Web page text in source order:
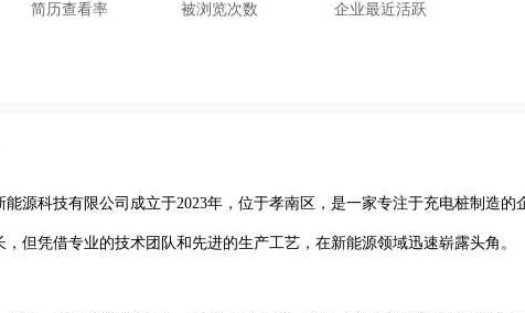
简历查看率 被浏览次数 企业最近活跃
能源科技有限公司成立于2023年，位于孝南区，是一家专注于充电桩制造的
，但凭借专业的技术团队和先进的生产工艺，在新能源领域迅速崭露头角。